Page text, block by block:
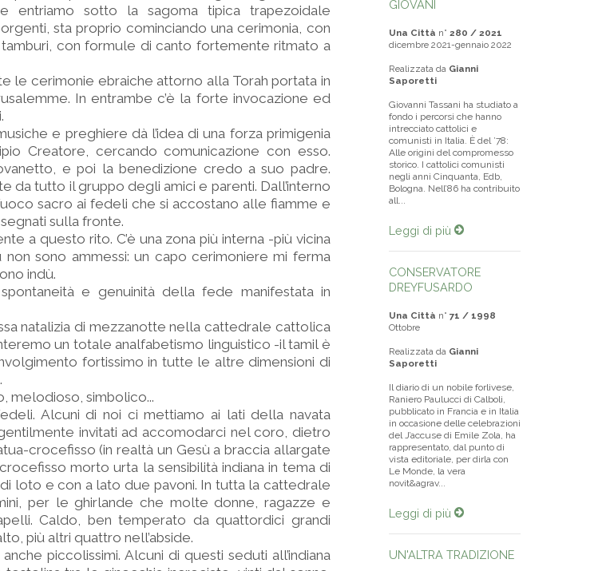
entriamo sotto la sagoma tipica trapezoidale
sta proprio cominciando una cerimonia, con
con formule di canto fortemente ritmato a
le cerimonie ebraiche attorno alla Torah portata in
In entrambe c’è la forte invocazione ed
e preghiere dà l’idea di una forza primigenia
Creatore, cercando comunicazione con esso.
e poi la benedizione credo a suo padre.
da tutto il gruppo degli amici e parenti. Dall’interno
sacro ai fedeli che si accostano alle fiamme e
sulla fronte.
a questo rito. C’è una zona più interna -più vicina
sono ammessi: un capo cerimoniere mi ferma
indù.
e genuinità della fede manifestata in
natalizia di mezzanotte nella cattedrale cattolica
un totale analfabetismo linguistico -il tamil è
fortissimo in tutte le altre dimensioni di
melodioso, simbolico...
Alcuni di noi ci mettiamo ai lati della navata
invitati ad accomodarci nel coro, dietro
crocefisso (in realtà un Gesù a braccia allargate
morto urta la sensibilità indiana in tema di
loto e con a lato due pavoni. In tutta la cattedrale
per le ghirlande che molte donne, ragazze e
Caldo, ben temperato da quattordici grandi
più altri quattro nell’abside.
piccolissimi. Alcuni di questi seduti all’indiana
GIOVANI
Una Città n° 280 / 2021
dicembre 2021-gennaio 2022
Realizzata da Gianni
Saporetti
Giovanni Tassani ha studiato a
fondo i percorsi che hanno
intrecciato cattolici e
comunisti in Italia. È del ’78:
Alle origini del compromesso
storico. I cattolici comunisti
negli anni Cinquanta, Edb,
Bologna. Nell’86 ha contribuito
all...
Leggi di più
CONSERVATORE
DREYFUSARDO
Una Città n° 71 / 1998
Ottobre
Realizzata da Gianni
Saporetti
Il diario di un nobile forlivese,
Raniero Paulucci di Calboli,
pubblicato in Francia e in Italia
in occasione delle celebrazioni
del J’accuse di Emile Zola, ha
rappresentato, dal punto di
vista editoriale, per dirla con
Le Monde, la vera
novit&agrav...
Leggi di più
UN'ALTRA TRADIZIONE